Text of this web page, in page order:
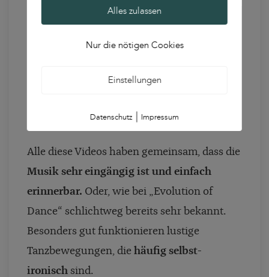
Alle diese Videos haben gemeinsam, dass die
Musik sehr eingängig ist und einfach
erinnerbar. Oder, wie bei „Evolution of
Dance“ schlichtweg bereits sehr bekannt.
Besonders gut funktionieren lustige
Tanzbewegungen, die häufig selbst-
ironisch sind.
Alles zulassen
Nur die nötigen Cookies
Einstellungen
Datenschutz| Impressum